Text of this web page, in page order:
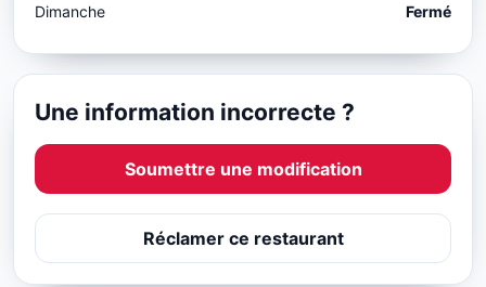
Dimanche Fermé
Une information incorrecte ?
Soumettre une modification
Réclamer ce restaurant